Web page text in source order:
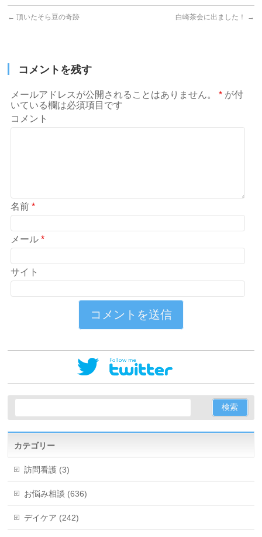
← 頂いたそら豆の奇跡 白崎茶会に出ました！ →
コメントを残す
メールアドレスが公開されることはありません。 * が付
いている欄は必須項目です
コメント
名前*
メール*
サイト
カテゴリー
訪問看護 (3)
お悩み相談 (636)
デイケア (242)